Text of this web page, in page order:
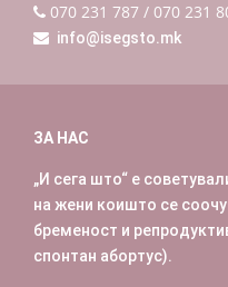
070 231 787 / 070 231
info@isegsto.mk
ЗА НАС
„И сега што“ е
на жени коишто се
бременост и
спонтан абортус).